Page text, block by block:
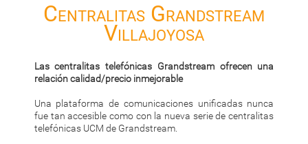
Centralitas Grandstream
Villajoyosa
Las centralitas telefónicas Grandstream ofrecen una
relación calidad/precio inmejorable
Una plataforma de comunicaciones unificadas nunca
fue tan accesible como con la nueva serie de centralitas
telefónicas UCM de Grandstream.